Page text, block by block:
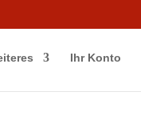
Ihr Konto